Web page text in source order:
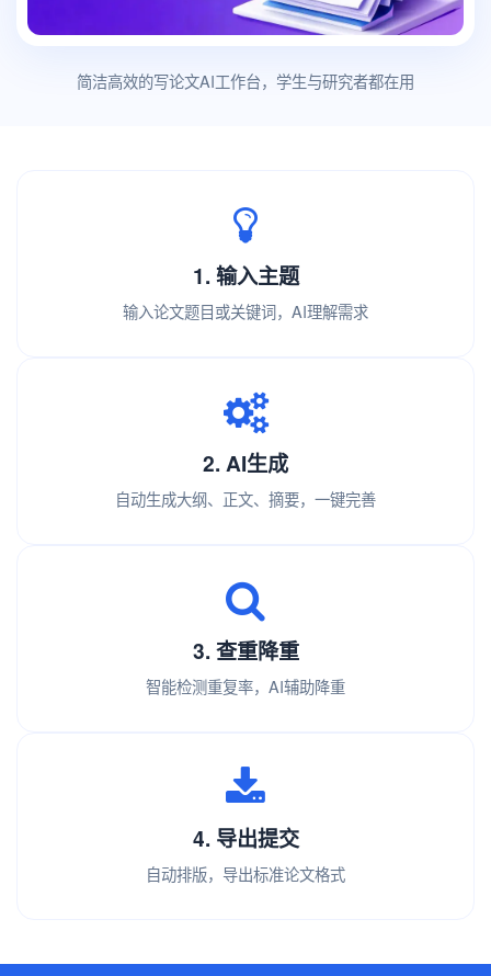
简洁高效的写论文AI工作台，学生与研究者都在用
1. 输入主题
输入论文题目或关键词，AI理解需求
2. AI生成
自动生成大纲、正文、摘要，一键完善
3. 查重降重
智能检测重复率，AI辅助降重
4. 导出提交
自动排版，导出标准论文格式